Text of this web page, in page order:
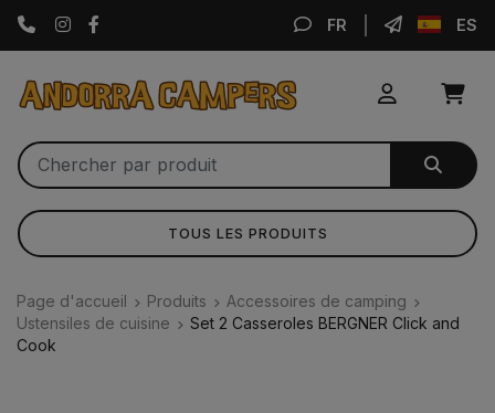
Instagram FR ES
TOUS LES PRODUITS
Page d'accueil Produits
Accessoires de camping
Ustensiles de cuisine
Set 2 Casseroles BERGNER Click and
Cook